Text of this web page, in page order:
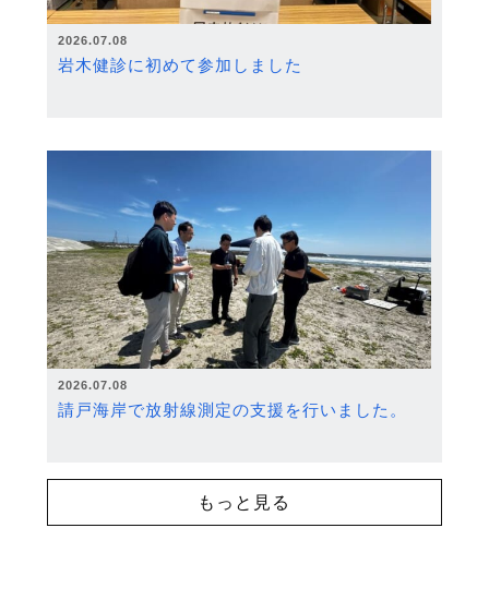
2026.07.08
岩木健診に初めて参加しました
2026.07.08
請戸海岸で放射線測定の支援を行いました。
もっと見る